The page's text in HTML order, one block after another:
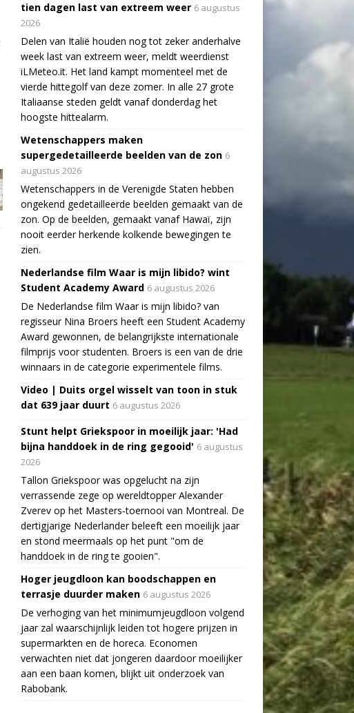
tien dagen last van extreem weer 6 augustus
2026
Delen van Italië houden nog tot zeker anderhalve
week last van extreem weer, meldt weerdienst
iLMeteo.it. Het land kampt momenteel met de
vierde hittegolf van deze zomer. In alle 27 grote
Italiaanse steden geldt vanaf donderdag het
hoogste hittealarm.
Wetenschappers maken
supergedetailleerde beelden van de zon 6
augustus 2026
Wetenschappers in de Verenigde Staten hebben
ongekend gedetailleerde beelden gemaakt van de
zon. Op de beelden, gemaakt vanaf Hawaï, zijn
nooit eerder herkende kolkende bewegingen te
zien.
Nederlandse film Waar is mijn libido? wint
Student Academy Award 6 augustus 2026
De Nederlandse film Waar is mijn libido? van
regisseur Nina Broers heeft een Student Academy
Award gewonnen, de belangrijkste internationale
filmprijs voor studenten. Broers is een van de drie
winnaars in de categorie experimentele films.
Video | Duits orgel wisselt van toon in stuk
dat 639 jaar duurt 6 augustus 2026
Stunt helpt Griekspoor in moeilijk jaar: 'Had
bijna handdoek in de ring gegooid' 6 augustus
2026
Tallon Griekspoor was opgelucht na zijn
verrassende zege op wereldtopper Alexander
Zverev op het Masters-toernooi van Montreal. De
dertigjarige Nederlander beleeft een moeilijk jaar
en stond meermaals op het punt "om de
handdoek in de ring te gooien".
Hoger jeugdloon kan boodschappen en
terrasje duurder maken 6 augustus 2026
De verhoging van het minimumjeugdloon volgend
jaar zal waarschijnlijk leiden tot hogere prijzen in
supermarkten en de horeca. Economen
verwachten niet dat jongeren daardoor moeilijker
aan een baan komen, blijkt uit onderzoek van
Rabobank.